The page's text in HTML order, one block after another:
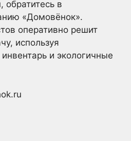
обратитесь в
«Домовёнок».
оперативно решит
используя
и экологичные